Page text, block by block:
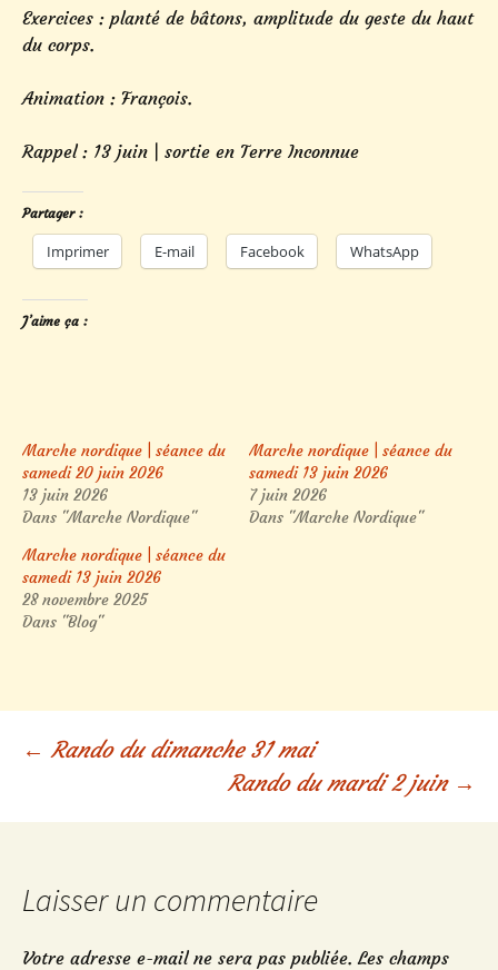
Exercices : planté de bâtons, amplitude du geste du haut
du corps.
Animation : François.
Rappel : 13 juin | sortie en Terre Inconnue
Partager :
Imprimer E-mail Facebook WhatsApp
J’aime ça :
Marche nordique | séance du
samedi 20 juin 2026
13 juin 2026
Dans "Marche Nordique"
Marche nordique | séance du
samedi 13 juin 2026
7 juin 2026
Dans "Marche Nordique"
Marche nordique | séance du
samedi 13 juin 2026
28 novembre 2025
Dans "Blog"
Navigation
des
articles
← Rando du dimanche 31 mai
Rando du mardi 2 juin →
Laisser un commentaire
Votre adresse e-mail ne sera pas publiée. Les champs